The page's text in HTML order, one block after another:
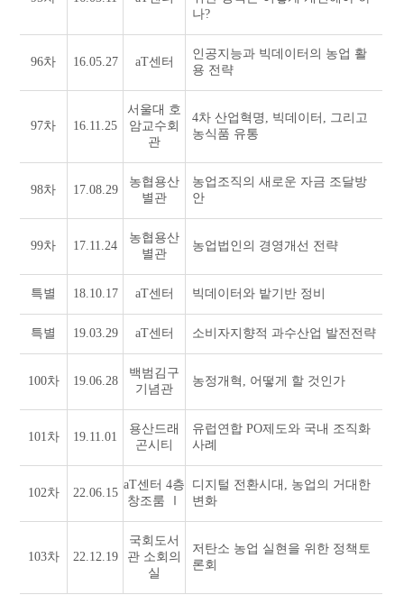
나?
96차 16.05.27 aT센터
인공지능과 빅데이터의 농업 활
용 전략
97차 16.11.25
서울대 호
암교수회
관
4차 산업혁명, 빅데이터, 그리고
농식품 유통
98차 17.08.29
농협용산
별관
농업조직의 새로운 자금 조달방
안
99차 17.11.24
농협용산
별관
농업법인의 경영개선 전략
특별 18.10.17 aT센터 빅데이터와 밭기반 정비
특별 19.03.29 aT센터 소비자지향적 과수산업 발전전략
100차 19.06.28
백범김구
기념관
농정개혁, 어떻게 할 것인가
101차 19.11.01
용산드래
곤시티
유럽연합 PO제도와 국내 조직화
사례
102차 22.06.15
aT센터 4층
창조룸 Ⅰ
디지털 전환시대, 농업의 거대한
변화
103차 22.12.19
국회도서
관 소회의
실
저탄소 농업 실현을 위한 정책토
론회